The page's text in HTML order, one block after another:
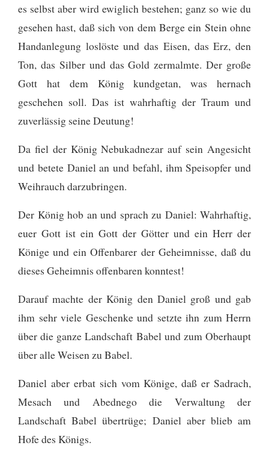
es selbst aber wird ewiglich bestehen; ganz so wie du
gesehen hast, daß sich von dem Berge ein Stein ohne
Handanlegung loslöste und das Eisen, das Erz, den
Ton, das Silber und das Gold zermalmte. Der große
Gott hat dem König kundgetan, was hernach
geschehen soll. Das ist wahrhaftig der Traum und
zuverlässig seine Deutung!
Da fiel der König Nebukadnezar auf sein Angesicht
und betete Daniel an und befahl, ihm Speisopfer und
Weihrauch darzubringen.
Der König hob an und sprach zu Daniel: Wahrhaftig,
euer Gott ist ein Gott der Götter und ein Herr der
Könige und ein Offenbarer der Geheimnisse, daß du
dieses Geheimnis offenbaren konntest!
Darauf machte der König den Daniel groß und gab
ihm sehr viele Geschenke und setzte ihn zum Herrn
über die ganze Landschaft Babel und zum Oberhaupt
über alle Weisen zu Babel.
Daniel aber erbat sich vom Könige, daß er Sadrach,
Mesach und Abednego die Verwaltung der
Landschaft Babel übertrüge; Daniel aber blieb am
Hofe des Königs.